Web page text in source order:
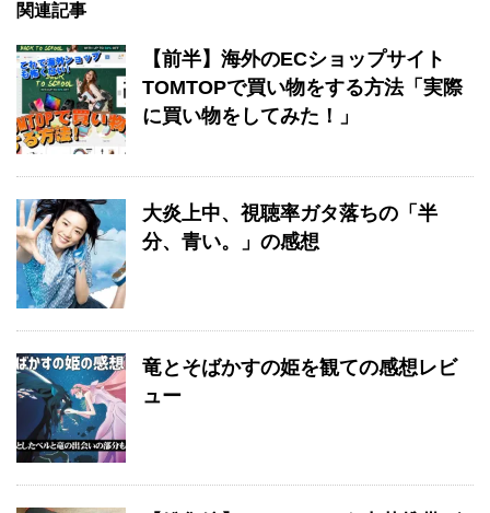
関連記事
【前半】海外のECショップサイト
TOMTOPで買い物をする方法「実際
に買い物をしてみた！」
大炎上中、視聴率ガタ落ちの「半
分、青い。」の感想
竜とそばかすの姫を観ての感想レビ
ュー